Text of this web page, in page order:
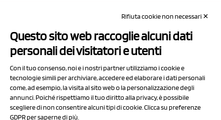
Capitale sociale Euro 50.000,00 i.v.
Contatti
Privacy Policy
Cookie Policy
Chi Siamo
Rifiuta cookie non necessari ✕
Questo sito web raccoglie alcuni dati
personali dei visitatori e utenti
Con il tuo consenso, noi e i nostri partner utilizziamo i cookie e
tecnologie simili per archiviare, accedere ed elaborare i dati personali
come, ad esempio, la visita al sito web o la personalizzazione degli
annunci. Poiché rispettiamo il tuo diritto alla privacy, è possibile
scegliere di non consentire alcuni tipi di cookie. Clicca su preferenze
GDPR per saperne di più.